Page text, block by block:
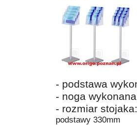
- podstawa
- noga
- rozmiar
podstawy 330mm